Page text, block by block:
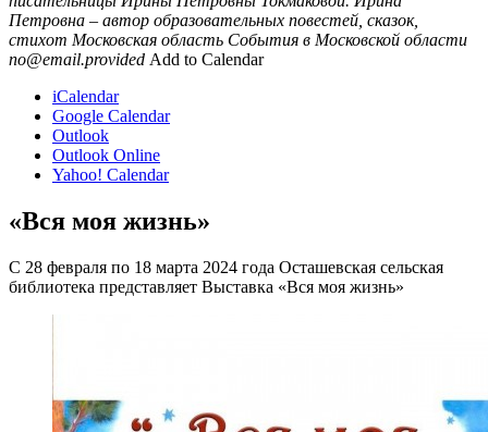
Петровна – автор образовательных повестей, сказок,
стихот Московская область События в Московской области
no@email.provided Add to Calendar
iCalendar
Google Calendar
Outlook
Outlook Online
Yahoo! Calendar
«Вся моя жизнь»
С 28 февраля по 18 марта 2024 года Осташевская сельская
библиотека представляет Выставка «Вся моя жизнь»